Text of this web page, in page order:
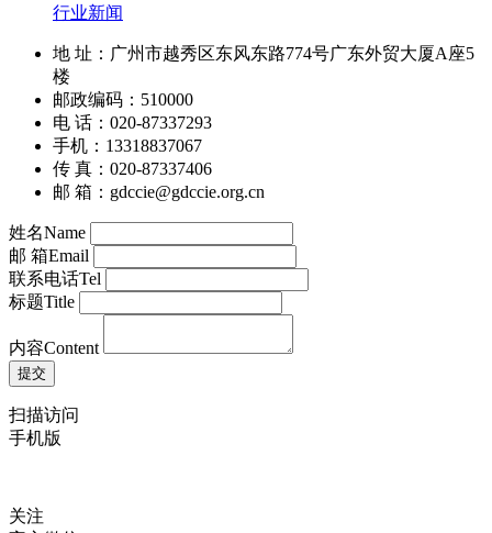
行业新闻
地 址：广州市越秀区东风东路774号广东外贸大厦A座5
楼
邮政编码：510000
电 话：020-87337293
手机：13318837067
传 真：020-87337406
邮 箱：gdccie@gdccie.org.cn
姓名Name
邮 箱Email
联系电话Tel
标题Title
内容Content
扫描访问
手机版
关注